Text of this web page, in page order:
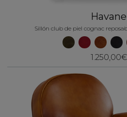
Havane
Sillón club de piel cognac
1.250,00€